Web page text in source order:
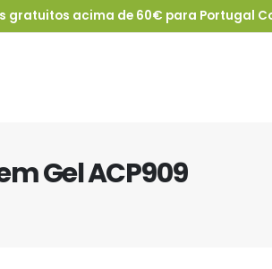
gratuitos acima de 60€ para Portugal
Gel ACP909